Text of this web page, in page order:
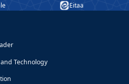
Eitaa
Technology